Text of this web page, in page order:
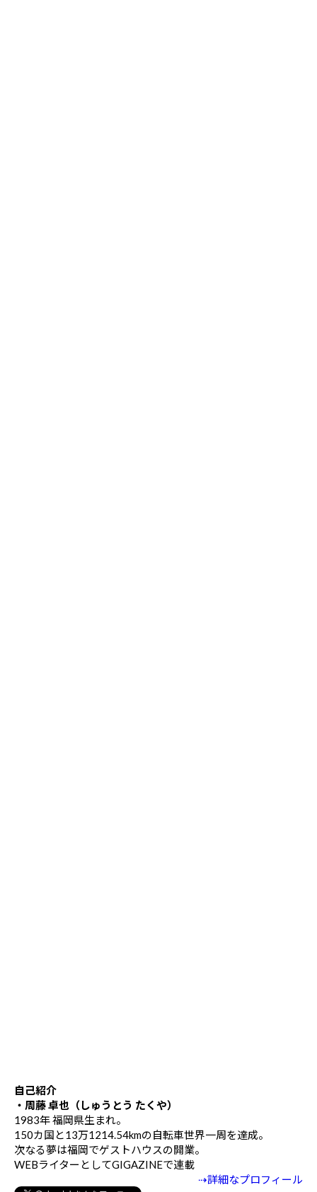
自己紹介
・周藤 卓也（しゅうとう たくや）
1983年 福岡県生まれ。
150カ国と13万1214.54kmの自転車世界一周を達成。
次なる夢は福岡でゲストハウスの開業。
WEBライターとしてGIGAZINEで連載
⇢詳細なプロフィール